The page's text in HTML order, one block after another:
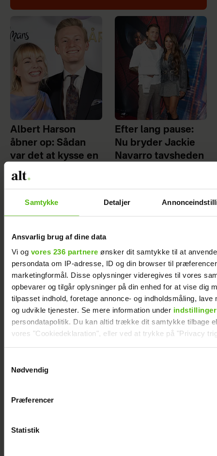
Samtykke Detaljer
Ansvarlig brug af dine data
Vi og vores 236 partnere ønsker dit samtykke til at
persondata om IP-adresse, ID og din browser til
marketingformål. Disse oplysninger videregives til vores
opbevarer og tilgår oplysninger på din enhed for at vise dig
tilpasset indhold, foretage annonce- og indholdsmåling, lave
og udvikle tjenester. Se mere information under indstillinger
persondatapolitik. Du kan altid trække dit samtykke tilbage
vores "Cookiedeklaration", eller ved at trykke på "Privacy
Vi anvender egne cookies og cookies fra tredjeparter til at
generere statistik og huske dine præferencer samt til brug
Nødvendig
Præferencer
Statistik
Albert Harson
åbner op: Sådan
var det at kysse en
mand
Efter lang pause:
Nu bryder Jackie
Navarro tavsheden
være morfar